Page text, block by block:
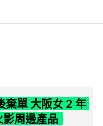
棄單 大阪女 2 年
影周邊產品